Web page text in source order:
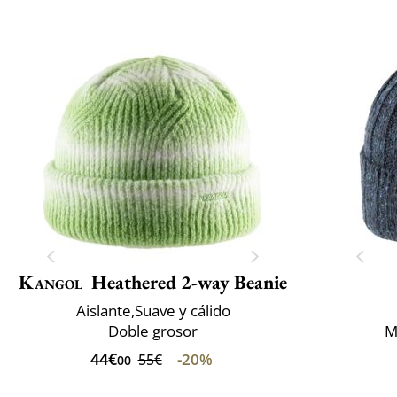
Kangol Heathered 2-way Beanie
Aislante,Suave y cálido
Doble grosor
44€00 55€ -20%